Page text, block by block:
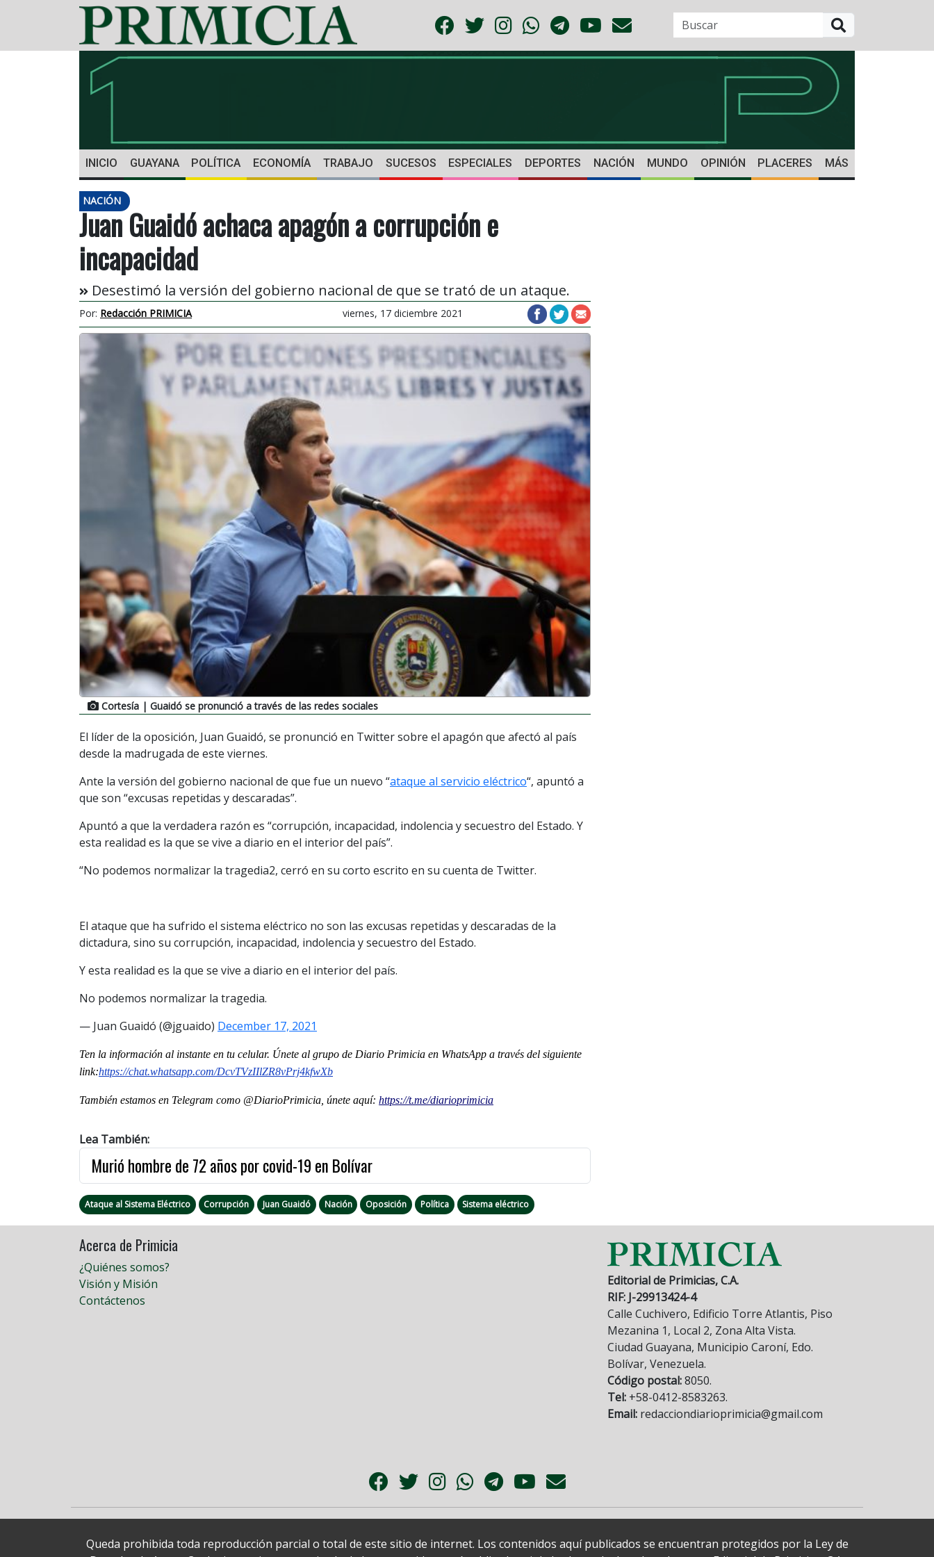
INICIO GUAYANA POLÍTICA ECONOMÍA TRABAJO SUCESOS ESPECIALES DEPORTES NACIÓN MUNDO OPINIÓN PLACERES MÁS
NACIÓN
Juan Guaidó achaca apagón a corrupción e
incapacidad
Desestimó la versión del gobierno nacional de que se trató de un ataque.
Por: Redacción PRIMICIA viernes, 17 diciembre 2021
Cortesía | Guaidó se pronunció a través de las redes sociales
El líder de la oposición, Juan Guaidó, se pronunció en Twitter sobre el apagón que afectó al país
desde la madrugada de este viernes.
Ante la versión del gobierno nacional de que fue un nuevo “ataque al servicio eléctrico“, apuntó a
que son “excusas repetidas y descaradas”.
Apuntó a que la verdadera razón es “corrupción, incapacidad, indolencia y secuestro del Estado. Y
esta realidad es la que se vive a diario en el interior del país”.
“No podemos normalizar la tragedia2, cerró en su corto escrito en su cuenta de Twitter.
El ataque que ha sufrido el sistema eléctrico no son las excusas repetidas y descaradas de la
dictadura, sino su corrupción, incapacidad, indolencia y secuestro del Estado.
Y esta realidad es la que se vive a diario en el interior del país.
No podemos normalizar la tragedia.
— Juan Guaidó (@jguaido) December 17, 2021
Ten la información al instante en tu celular. Únete al grupo de Diario Primicia en WhatsApp a través del siguiente
link:https://chat.whatsapp.com/DcvTVzIIlZR8vPrj4kfwXb
También estamos en Telegram como @DiarioPrimicia, únete aquí: https://t.me/diarioprimicia
Lea También:
Murió hombre de 72 años por covid-19 en Bolívar
Ataque al Sistema Eléctrico Corrupción Juan Guaidó Nación Oposición Política Sistema eléctrico
Acerca de Primicia
¿Quiénes somos?
Visión y Misión
Contáctenos
Editorial de Primicias, C.A.
RIF: J-29913424-4
Calle Cuchivero, Edificio Torre Atlantis, Piso
Mezanina 1, Local 2, Zona Alta Vista.
Ciudad Guayana, Municipio Caroní, Edo.
Bolívar, Venezuela.
Código postal:8050.
Tel: +58-0412-8583263.
Email: redacciondiarioprimicia@gmail.com
Queda prohibida toda reproducción parcial o total de este sitio de internet. Los contenidos aquí publicados se encuentran protegidos por la Ley de